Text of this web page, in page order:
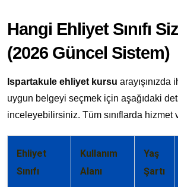
Hangi Ehliyet Sınıfı
(2026 Güncel Sistem)
Ispartakule ehliyet kursu arayışınızda
uygun belgeyi seçmek için aşağıdaki
inceleyebilirsiniz. Tüm sınıflarda hizmet
Ehliyet
Sınıfı
Kullanım
Alanı
Yaş
Şartı